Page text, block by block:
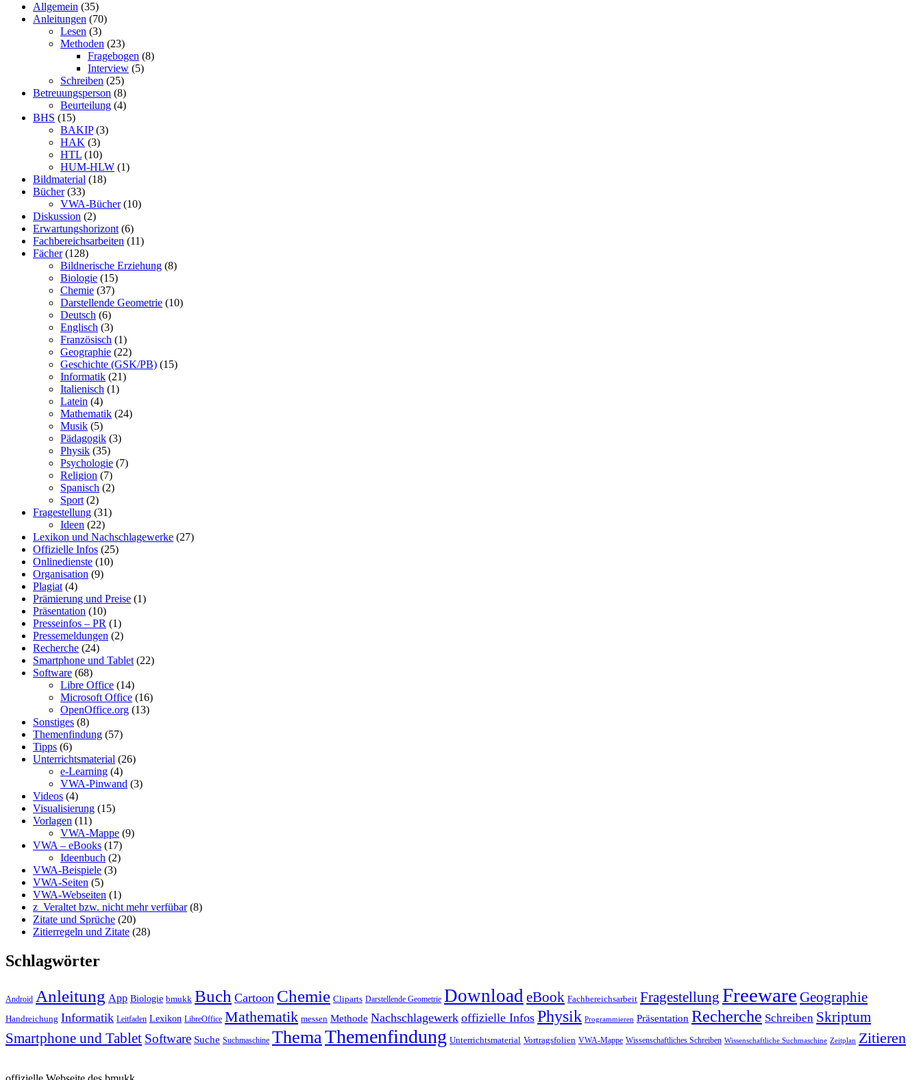
Allgemein (35)
Anleitungen (70)
Lesen (3)
Methoden (23)
Fragebogen (8)
Interview (5)
Schreiben (25)
Betreuungsperson (8)
Beurteilung (4)
BHS (15)
BAKIP(3)
HAK (3)
HTL (10)
HUM-HLW (1)
Bildmaterial (18)
Bücher(33)
VWA-Bücher(10)
Diskussion (2)
Erwartungshorizont (6)
Fachbereichsarbeiten (11)
Fächer(128)
Bildnerische Erziehung (8)
Biologie (15)
Chemie (37)
Darstellende Geometrie (10)
Deutsch (6)
Englisch (3)
Französisch (1)
Geographie (22)
Geschichte (GSK/PB) (15)
Informatik (21)
Italienisch (1)
Latein (4)
Mathematik (24)
Musik (5)
Pädagogik (3)
Physik (35)
Psychologie (7)
Religion (7)
Spanisch (2)
Sport (2)
Fragestellung (31)
Ideen (22)
Lexikon und Nachschlagewerke (27)
Offizielle Infos (25)
Onlinedienste (10)
Organisation (9)
Plagiat (4)
Prämierung und Preise (1)
Präsentation (10)
Presseinfos – PR (1)
Pressemeldungen (2)
Recherche (24)
Smartphone und Tablet (22)
Software (68)
Libre Office (14)
Microsoft Office (16)
OpenOffice.org (13)
Sonstiges (8)
Themenfindung (57)
Tipps (6)
Unterrichtsmaterial (26)
e-Learning (4)
VWA-Pinwand (3)
Videos (4)
Visualisierung (15)
Vorlagen (11)
VWA-Mappe (9)
VWA – eBooks (17)
Ideenbuch (2)
VWA-Beispiele (3)
VWA-Seiten (5)
VWA-Webseiten (1)
z_Veraltet bzw. nicht mehr verfübar(8)
Zitate und Sprüche (20)
Zitierregeln und Zitate (28)
Schlagwörter
Android Anleitung App Biologie bmukk Buch Cartoon Chemie Cliparts Darstellende Geometrie DownloadeBook Fachbereichsarbeit Fragestellung Freeware Geographie
Handreichung Informatik Leitfaden Lexikon LibreOffice Mathematik messen Methode Nachschlagewerk offizielle Infos Physik Programmieren Präsentation Recherche Schreiben Skriptum
Smartphone und Tablet Software Suche Suchmaschine ThemaThemenfindung Unterrichtsmaterial Vortragsfolien VWA-Mappe Wissenschaftliches Schreiben Wissenschaftliche Suchmaschine Zeitplan Zitieren